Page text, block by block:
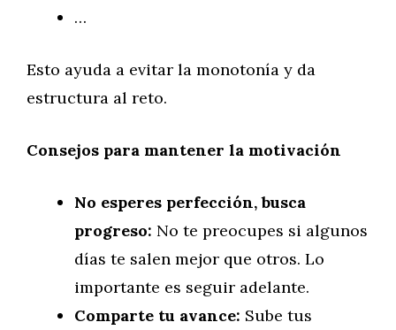
…
Esto ayuda a evitar la monotonía y da
estructura al reto.
Consejos para mantener la motivación
No esperes perfección, busca
progreso: No te preocupes si algunos
días te salen mejor que otros. Lo
importante es seguir adelante.
Comparte tu avance: Sube tus